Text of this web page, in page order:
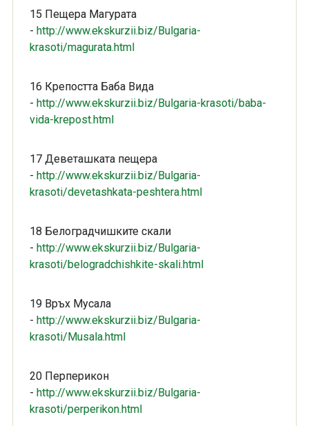
15 Пещера Магурата
- http://www.ekskurzii.biz/Bulgaria-
krasoti/magurata.html
16 Крепостта Баба Вида
- http://www.ekskurzii.biz/Bulgaria-krasoti/baba-
vida-krepost.html
17 Деветашката пещера
- http://www.ekskurzii.biz/Bulgaria-
krasoti/devetashkata-peshtera.html
18 Белоградчишките скали
- http://www.ekskurzii.biz/Bulgaria-
krasoti/belogradchishkite-skali.html
19 Връх Мусала
- http://www.ekskurzii.biz/Bulgaria-
krasoti/Musala.html
20 Перперикон
- http://www.ekskurzii.biz/Bulgaria-
krasoti/perperikon.html